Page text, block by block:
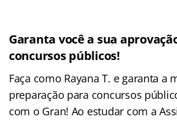
Garanta você a sua
concursos públicos!
Faça como Rayana T. e garanta a
preparação para concursos
com o Gran! Ao estudar com a